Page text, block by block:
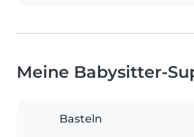
Meine Babysitter-
Basteln